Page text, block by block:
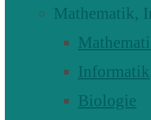
Mathematik,
Informatik
Biologie